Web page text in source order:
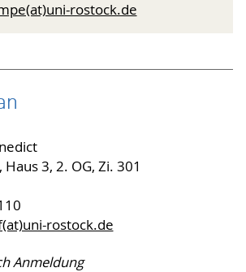
rostock.de
3, 2. OG, Zi. 301
rostock.de
Anmeldung